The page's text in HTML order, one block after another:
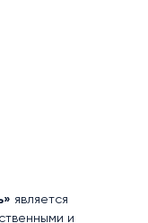
является
и